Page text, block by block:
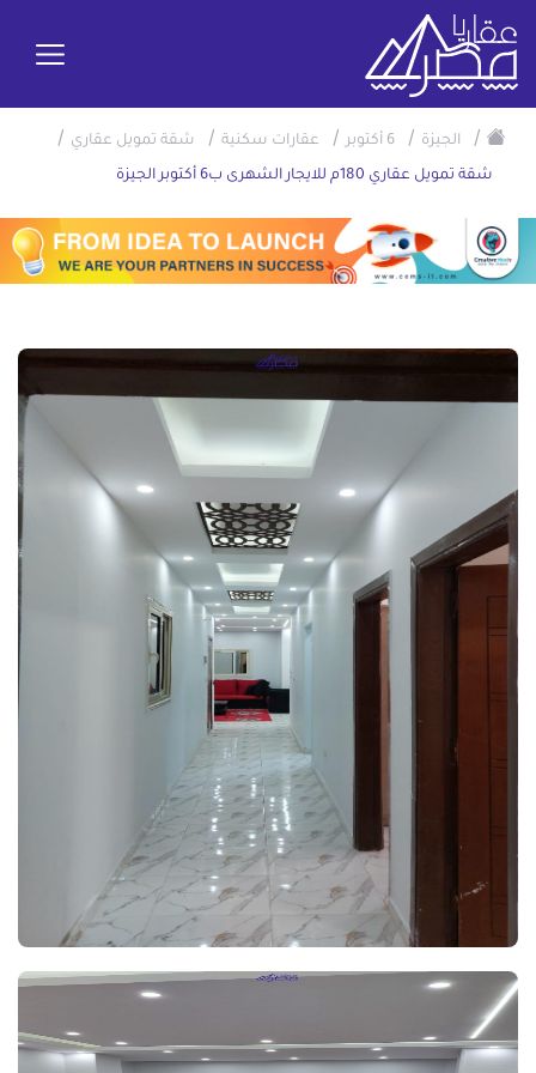
/ الجيزة / 6 أكتوبر / عقارات سكنية / شقة تمويل عقاري /
شقة تمويل عقاري 180م للايجار الشهرى ب6 أكتوبر الجيزة